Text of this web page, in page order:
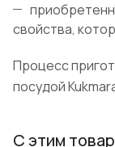
свойства,
Процесс
посудой
С этим